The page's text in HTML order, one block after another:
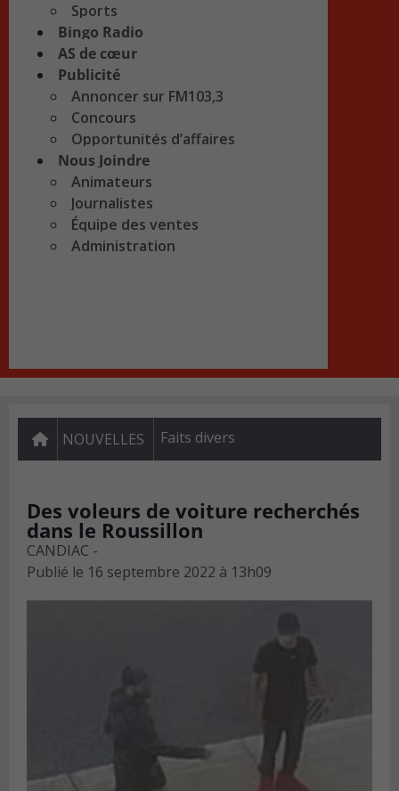
Sports
Bingo Radio
AS de cœur
Publicité
Annoncer sur FM103,3
Concours
Opportunités d’affaires
Nous Joindre
Animateurs
Journalistes
Équipe des ventes
Administration
NOUVELLES Faits divers
Des voleurs de voiture recherchés
dans le Roussillon
CANDIAC -
Publié le 16 septembre 2022 à 13h09